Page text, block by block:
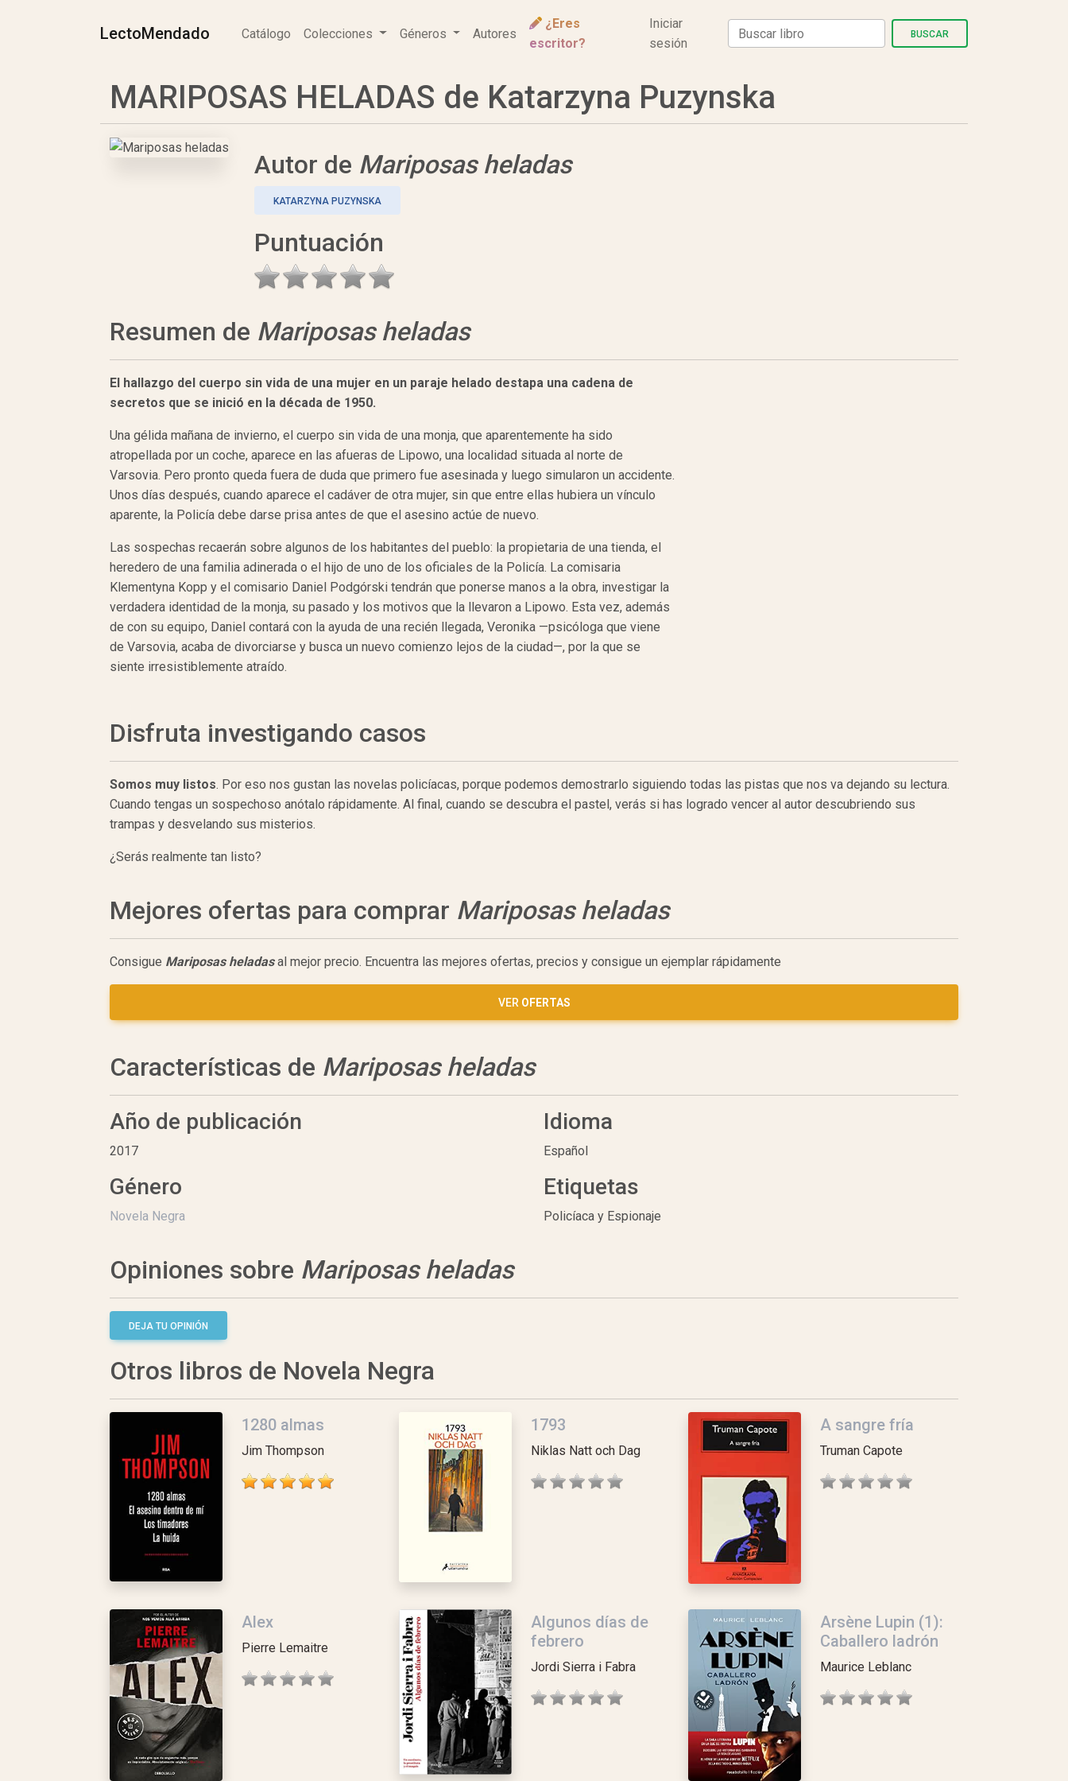
LectoMendado Catálogo Colecciones Géneros Autores
¿Eres
escritor?
Iniciar
sesión
BUSCAR
MARIPOSAS HELADAS de Katarzyna Puzynska
Autor de Mariposas heladas
KATARZYNA PUZYNSKA
Puntuación
Resumen de Mariposas heladas
El hallazgo del cuerpo sin vida de una mujer en un paraje helado destapa una cadena de
secretos que se inició en la década de 1950.
Una gélida mañana de invierno, el cuerpo sin vida de una monja, que aparentemente ha sido
atropellada por un coche, aparece en las afueras de Lipowo, una localidad situada al norte de
Varsovia. Pero pronto queda fuera de duda que primero fue asesinada y luego simularon un accidente.
Unos días después, cuando aparece el cadáver de otra mujer, sin que entre ellas hubiera un vínculo
aparente, la Policía debe darse prisa antes de que el asesino actúe de nuevo.
Las sospechas recaerán sobre algunos de los habitantes del pueblo: la propietaria de una tienda, el
heredero de una familia adinerada o el hijo de uno de los oficiales de la Policía. La comisaria
Klementyna Kopp y el comisario Daniel Podgórski tendrán que ponerse manos a la obra, investigar la
verdadera identidad de la monja, su pasado y los motivos que la llevaron a Lipowo. Esta vez, además
de con su equipo, Daniel contará con la ayuda de una recién llegada, Veronika —psicóloga que viene
de Varsovia, acaba de divorciarse y busca un nuevo comienzo lejos de la ciudad—, por la que se
siente irresistiblemente atraído.
Disfruta investigando casos
Somos muy listos. Por eso nos gustan las novelas policíacas, porque podemos demostrarlo siguiendo todas las pistas que nos va dejando su lectura.
Cuando tengas un sospechoso anótalo rápidamente. Al final, cuando se descubra el pastel, verás si has logrado vencer al autor descubriendo sus
trampas y desvelando sus misterios.
¿Serás realmente tan listo?
Mejores ofertas para comprar Mariposas heladas
Consigue Mariposas heladasal mejor precio. Encuentra las mejores ofertas, precios y consigue un ejemplar rápidamente
VER OFERTAS
Características de Mariposas heladas
Año de publicación
2017
Idioma
Español
Género
Novela Negra
Etiquetas
Policíaca y Espionaje
Opiniones sobre Mariposas heladas
DEJA TU OPINIÓN
Otros libros de Novela Negra
1280 almas
Jim Thompson
1793
Niklas Natt och Dag
A sangre fría
Truman Capote
Alex
Pierre Lemaitre
Algunos días de
febrero
Jordi Sierra i Fabra
Arsène Lupin (1):
Caballero ladrón
Maurice Leblanc